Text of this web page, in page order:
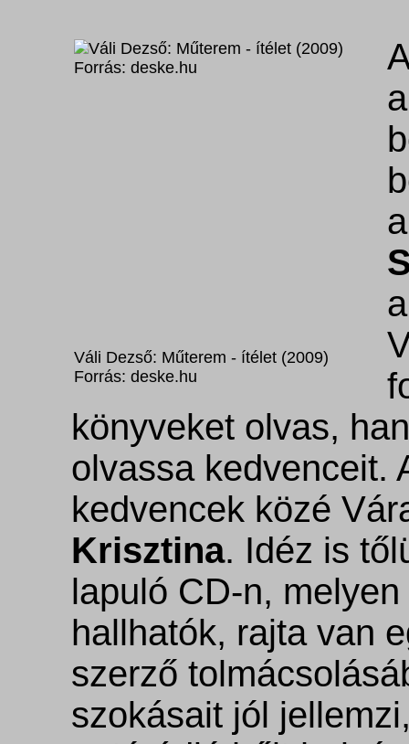
Váli Dezső: Műterem - ítélet (2009)
Forrás: deske.hu
könyveket olvas,
olvassa kedvenceit.
kedvencek közé
Krisztina. Idéz is
lapuló CD-n,
hallhatók, rajta van
szerző
szokásait jól